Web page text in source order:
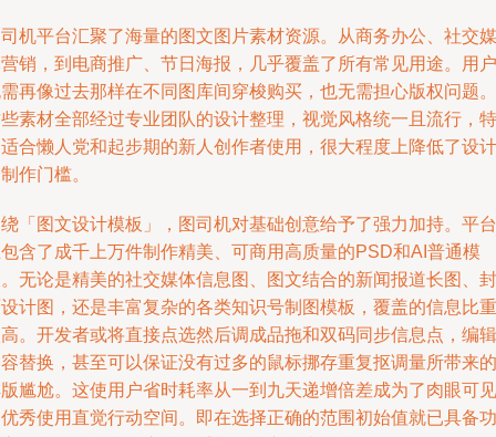
机平台汇聚了海量的图文图片素材资源。从商务办公、社交媒
销，到电商推广、节日海报，几乎覆盖了所有常见用途。用户
再像过去那样在不同图库间穿梭购买，也无需担心版权问题。
素材全部经过专业团队的设计整理，视觉风格统一且流行，特
合懒人党和起步期的新人创作者使用，很大程度上降低了设计
作门槛。
「图文设计模板」，图司机对基础创意给予了强力加持。平台
含了成千上万件制作精美、可商用高质量的PSD和AI普通模
无论是精美的社交媒体信息图、图文结合的新闻报道长图、封
计图，还是丰富复杂的各类知识号制图模板，覆盖的信息比重
。开发者或将直接点选然后调成品拖和双码同步信息点，编辑
替换，甚至可以保证没有过多的鼠标挪存重复抠调量所带来的
尴尬。这使用户省时耗率从一到九天递增倍差成为了肉眼可见
秀使用直觉行动空间。即在选择正确的范围初始值就已具备功